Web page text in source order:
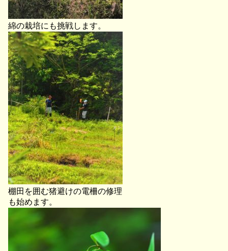
綿の栽培にも挑戦します。
棚田を囲む猪避けの電柵の修理
も始めます。